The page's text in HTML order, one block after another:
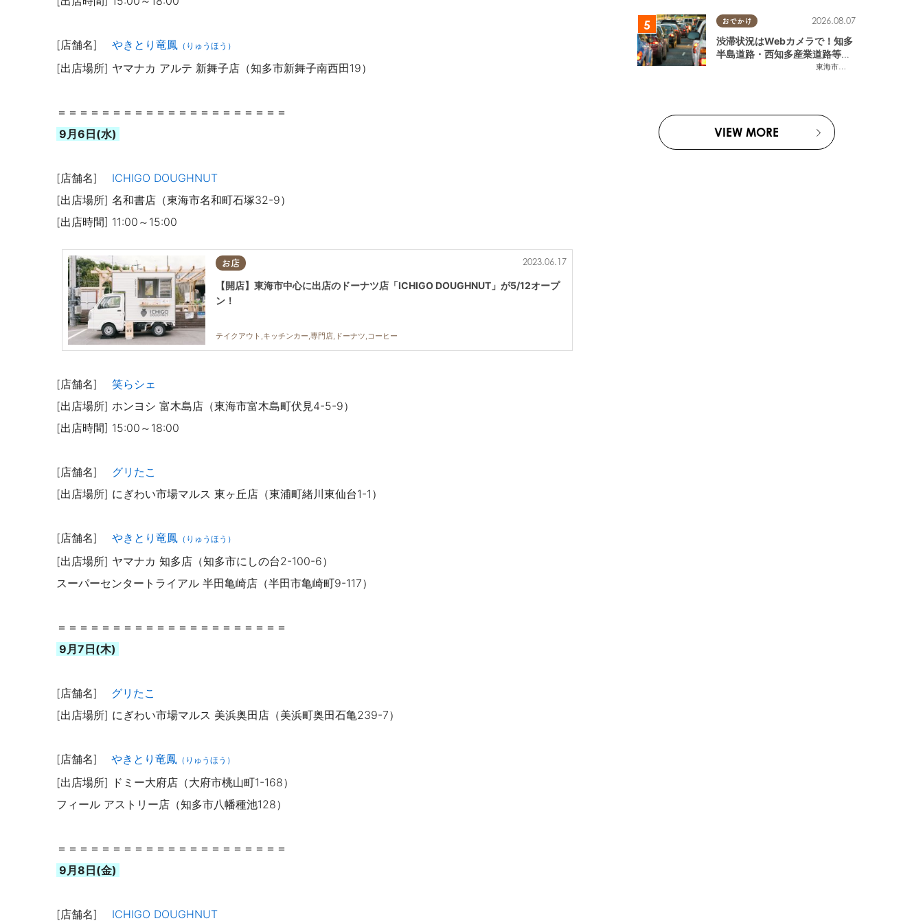
[店舗名] やきとり竜鳳 （りゅうほう）
[出店場所] ヤマナカ アルテ 新舞子店（知多市新舞子南西田19）
＝＝＝＝＝＝＝＝＝＝＝＝＝＝＝＝＝＝＝＝＝
9月6日(水)
[店舗名] ICHIGO DOUGHNUT
[出店場所] 名和書店（東海市名和町石塚32-9）
[出店時間] 11:00～15:00
お店 2023.06.17
【開店】東海市中心に出店のドーナツ店「ICHIGO DOUGHNUT」が5/12オープ
ン！
テイクアウト,キッチンカー,専門店,ドーナツ,コーヒー
[店舗名] 笑らシェ
[出店場所] ホンヨシ 富木島店（東海市富木島町伏見4-5-9）
[出店時間] 15:00～18:00
[店舗名] グリたこ
[出店場所] にぎわい市場マルス 東ヶ丘店（東浦町緒川東仙台1-1）
[店舗名] やきとり竜鳳 （りゅうほう）
[出店場所] ヤマナカ 知多店（知多市にしの台2-100-6）
スーパーセンタートライアル 半田亀崎店（半田市亀崎町9-117）
＝＝＝＝＝＝＝＝＝＝＝＝＝＝＝＝＝＝＝＝＝
9月7日(木)
[店舗名] グリたこ
[出店場所] にぎわい市場マルス 美浜奥田店（美浜町奥田石亀239-7）
[店舗名] やきとり竜鳳 （りゅうほう）
[出店場所] ドミー大府店（大府市桃山町1-168）
フィール アストリー店（知多市八幡種池128）
＝＝＝＝＝＝＝＝＝＝＝＝＝＝＝＝＝＝＝＝＝
9月8日(金)
[店舗名] ICHIGO DOUGHNUT
おでかけ
東海市
,大府市
2026.08.07
渋滞状況はWebカメラで！知多
半島道路・西知多産業道路等の
VIEW MORE